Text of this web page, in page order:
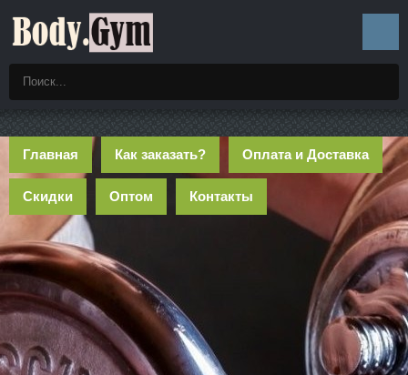
Главная Как заказать? Оплата и Доставка
Скидки Оптом Контакты